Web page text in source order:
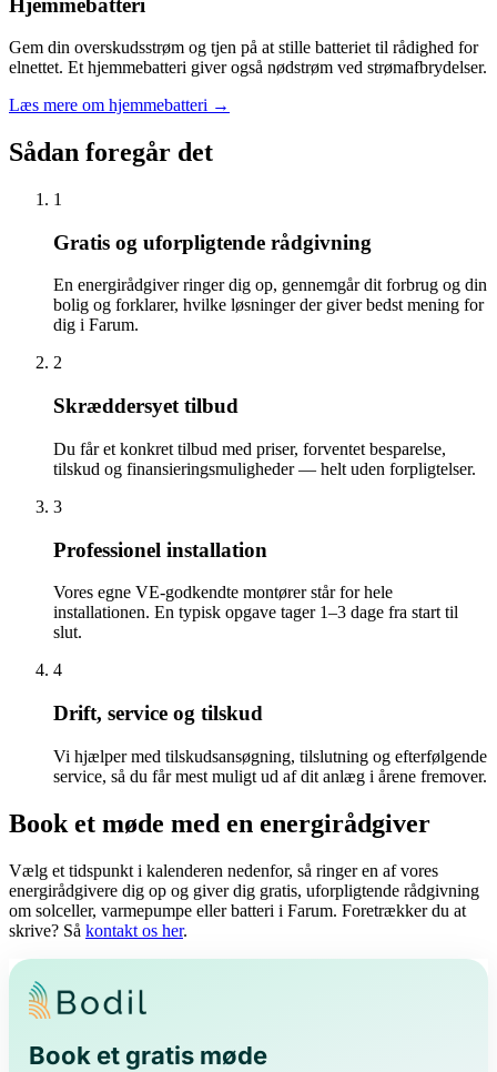
Gem din overskudsstrøm og tjen på at stille batteriet til rådighed for
elnettet. Et hjemmebatteri giver også nødstrøm ved strømafbrydelser.
Læs mere om hjemmebatteri →
Sådan foregår det
1
Gratis og uforpligtende rådgivning
En energirådgiver ringer dig op, gennemgår dit forbrug og din
bolig og forklarer, hvilke løsninger der giver bedst mening for
dig i Farum.
2
Skræddersyet tilbud
Du får et konkret tilbud med priser, forventet besparelse,
tilskud og finansieringsmuligheder — helt uden forpligtelser.
3
Professionel installation
Vores egne VE-godkendte montører står for hele
installationen. En typisk opgave tager 1–3 dage fra start til
slut.
4
Drift, service og tilskud
Vi hjælper med tilskudsansøgning, tilslutning og efterfølgende
service, så du får mest muligt ud af dit anlæg i årene fremover.
Book et møde med en energirådgiver
Vælg et tidspunkt i kalenderen nedenfor, så ringer en af vores
energirådgivere dig op og giver dig gratis, uforpligtende rådgivning
om solceller, varmepumpe eller batteri i Farum. Foretrækker du at
skrive? Så kontakt os her.